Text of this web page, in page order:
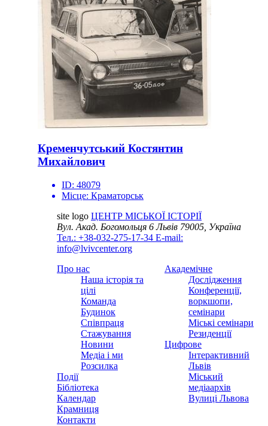
Кременчутський Костянтин
Михайлович
ID: 48079
Місце: Краматорськ
site logo ЦЕНТР МІСЬКОЇ ІСТОРІЇ
Вул. Акад. Богомольця 6Львів 79005, Україна
Тел.: +38-032-275-17-34 E-mail:
info@lvivcenter.org
Про нас
Наша історія та
цілі
Команда
Будинок
Співпраця
Стажування
Новини
Медіа і ми
Розсилка
Події
Бібліотека
Календар
Крамниця
Контакти
Академічне
Дослідження
Конференції,
воркшопи,
семінари
Міські семінари
Резиденції
Цифрове
Інтерактивний
Львів
Міський
медіаархів
Вулиці Львова